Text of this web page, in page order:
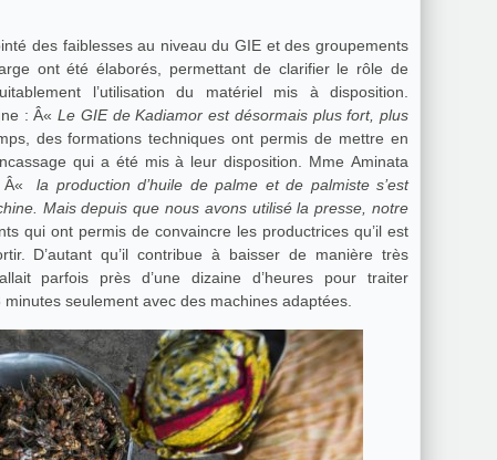
des faiblesses au niveau du GIE et des groupements
ont été élaborés, permettant de clarifier le rôle de
l’utilisation du matériel mis à disposition.
: Â« Le GIE de Kadiamor est désormais plus fort, plus
des formations techniques ont permis de mettre en
qui a été mis à leur disposition. Mme Aminata
la production d’huile de palme et de palmiste s’est
Mais depuis que nous avons utilisé la presse, notre
qui ont permis de convaincre les productrices qu’il est
D’autant qu’il contribue à baisser de manière très
parfois près d’une dizaine d’heures pour traiter
seulement avec des machines adaptées.